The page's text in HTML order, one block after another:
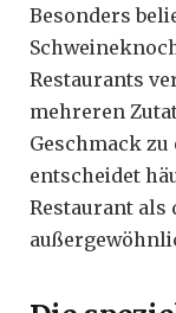
Besonders
Restaurants
mehreren
Geschmack zu
entscheidet
Restaurant